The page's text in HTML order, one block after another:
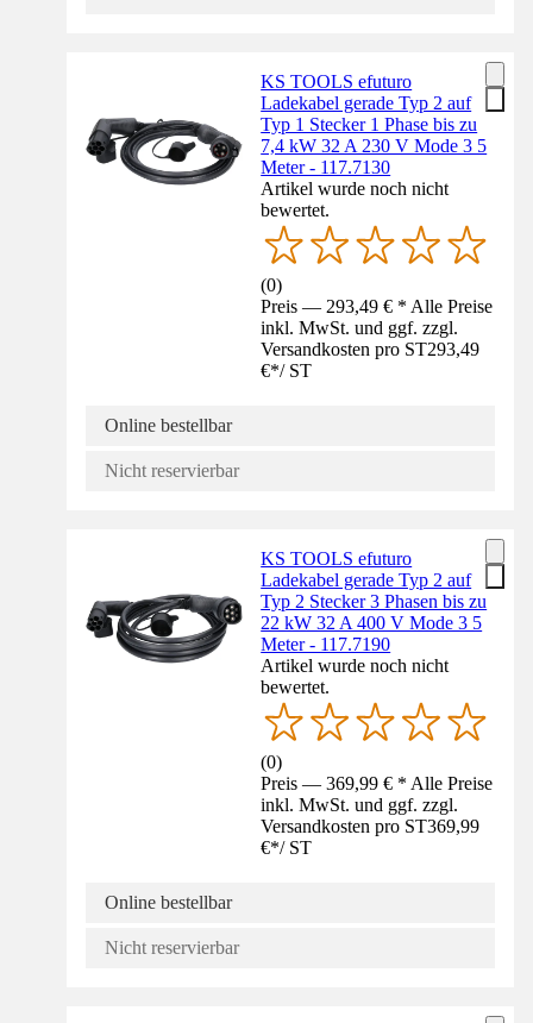
KS TOOLS efuturo
Ladekabel gerade Typ 2 auf
Typ 1 Stecker 1 Phase bis zu
7,4 kW 32 A 230 V Mode 3 5
Meter - 117.7130
Artikel wurde noch nicht
bewertet.
(0)
Preis — 293,49 € * Alle Preise
inkl. MwSt. und ggf. zzgl.
Versandkosten pro ST293,49
€*/ ST
Online bestellbar
Nicht reservierbar
KS TOOLS efuturo
Ladekabel gerade Typ 2 auf
Typ 2 Stecker 3 Phasen bis zu
22 kW 32 A 400 V Mode 3 5
Meter - 117.7190
Artikel wurde noch nicht
bewertet.
(0)
Preis — 369,99 € * Alle Preise
inkl. MwSt. und ggf. zzgl.
Versandkosten pro ST369,99
€*/ ST
Online bestellbar
Nicht reservierbar